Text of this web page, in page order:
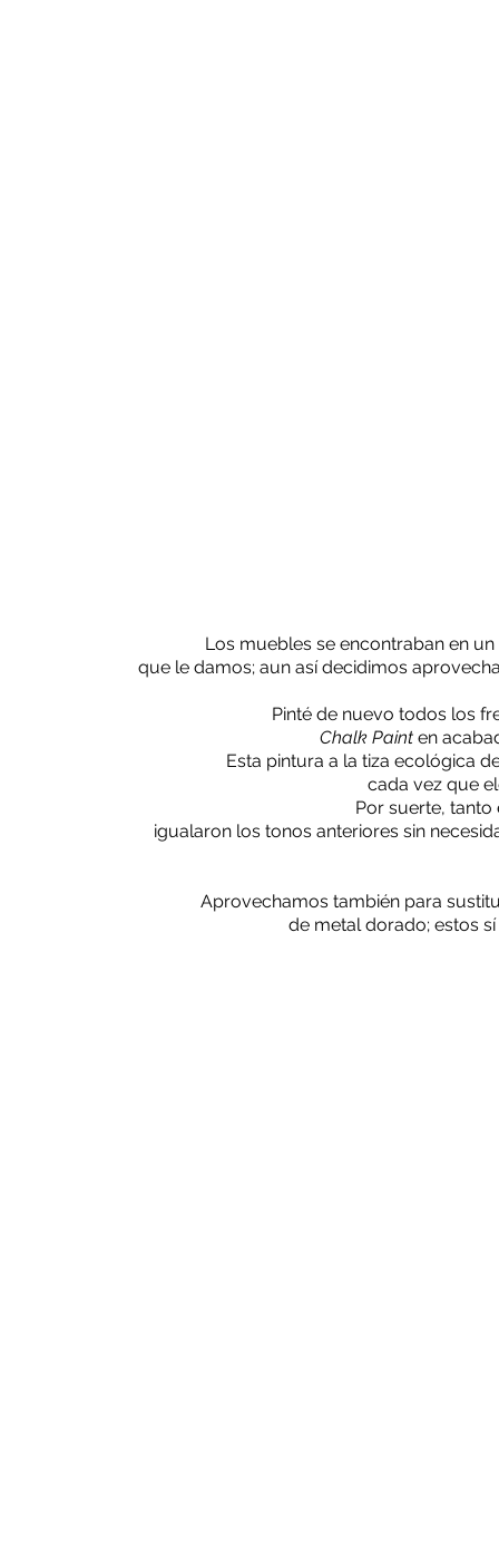
Los muebles se encontraban en
que le damos; aun así decidimos
Pinté de nuevo todos los
Chalk Painten
Esta pintura a la tiza ecológica
cada vez que
Por suerte,
igualaron los tonos anteriores sin
Aprovechamos también para
de metal dorado; estos